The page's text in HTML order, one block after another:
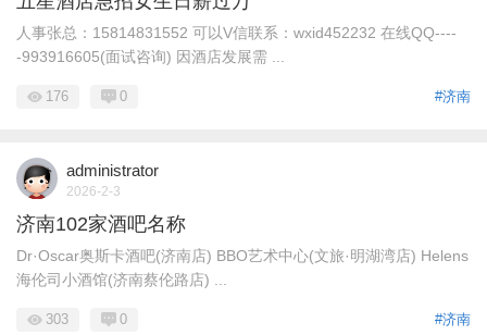
人事张总：15814831552 可以V信联系：wxid452232 在线QQ----
-993916605(面试咨询) 因酒店发展需 ...
#济南
176 0
administrator
2026-2-3
济南102家酒吧名称
Dr·Oscar奥斯卡酒吧(济南店) BBO艺术中心(文旅·明湖湾店) Helens
海伦司小酒馆(济南蔡伦路店) ...
#济南
303 0